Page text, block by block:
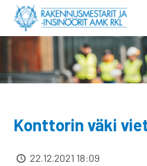
Konttorin väki
22.12.2021 18:09